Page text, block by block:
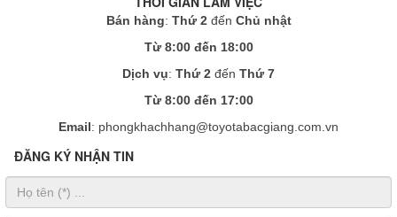
Bán hàng: Thứ 2đến Chủ nhật
Từ 8:00 đến 18:00
Dịch vụ: Thứ 2 đến Thứ 7
Từ 8:00 đến 17:00
Email: phongkhachhang@toyotabacgiang.com.vn
ĐĂNG KÝ NHẬN TIN